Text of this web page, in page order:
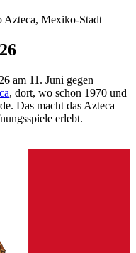
Azteca, Mexiko-Stadt
am 11. Juni gegen
, dort, wo schon 1970 und
Das macht das Azteca
erlebt.